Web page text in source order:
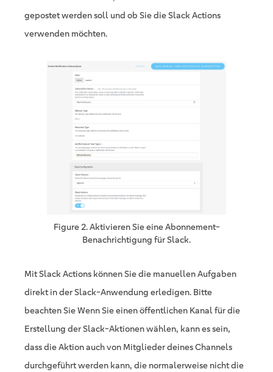
gepostet werden soll und ob Sie die Slack Actions
verwenden möchten.
Figure 2. Aktivieren Sie eine Abonnement-
Benachrichtigung für Slack.
Mit Slack Actions können Sie die manuellen Aufgaben
direkt in der Slack-Anwendung erledigen. Bitte
beachten Sie Wenn Sie einen öffentlichen Kanal für die
Erstellung der Slack-Aktionen wählen, kann es sein,
dass die Aktion auch von Mitglieder deines Channels
durchgeführt werden kann, die normalerweise nicht die